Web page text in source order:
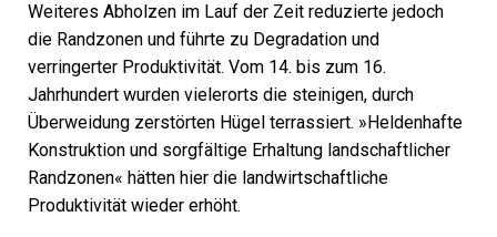
Weiteres ­Abholzen im Lauf der Zeit reduzierte jedoch
die Randzonen und führte zu Degradation und
verringerter Produktivität. Vom 14. bis zum 16.
Jahrhundert wurden vielerorts die steinigen, durch
Überweidung zerstörten Hügel terrassiert. »Heldenhafte
Konstruktion und sorgfältige Erhaltung landschaftlicher
Randzonen« hätten hier die landwirtschaftliche
Produktivität wieder erhöht.